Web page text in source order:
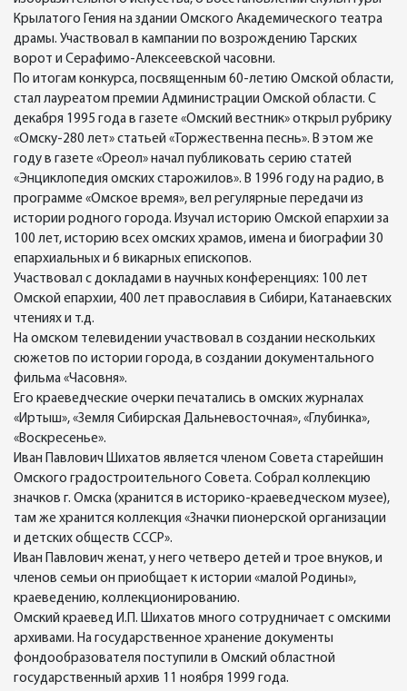
Крылатого Гения на здании Омского Академического театра
драмы. Участвовал в кампании по возрождению Тарских
ворот и Серафимо-Алексеевской часовни.
По итогам конкурса, посвященным 60-летию Омской области,
стал лауреатом премии Администрации Омской области. С
декабря 1995 года в газете «Омский вестник» открыл рубрику
«Омску-280 лет» статьей «Торжественна песнь». В этом же
году в газете «Ореол» начал публиковать серию статей
«Энциклопедия омских старожилов». В 1996 году на радио, в
программе «Омское время», вел регулярные передачи из
истории родного города. Изучал историю Омской епархии за
100 лет, историю всех омских храмов, имена и биографии 30
епархиальных и 6 викарных епископов.
Участвовал с докладами в научных конференциях: 100 лет
Омской епархии, 400 лет православия в Сибири, Катанаевских
чтениях и т.д.
На омском телевидении участвовал в создании нескольких
сюжетов по истории города, в создании документального
фильма «Часовня».
Его краеведческие очерки печатались в омских журналах
«Иртыш», «Земля Сибирская Дальневосточная», «Глубинка»,
«Воскресенье».
Иван Павлович Шихатов является членом Совета старейшин
Омского градостроительного Совета. Собрал коллекцию
значков г. Омска (хранится в историко-краеведческом музее),
там же хранится коллекция «Значки пионерской организации
и детских обществ СССР».
Иван Павлович женат, у него четверо детей и трое внуков, и
членов семьи он приобщает к истории «малой Родины»,
краеведению, коллекционированию.
Омский краевед И.П. Шихатов много сотрудничает с омскими
архивами. На государственное хранение документы
фондообразователя поступили в Омский областной
государственный архив 11 ноября 1999 года.